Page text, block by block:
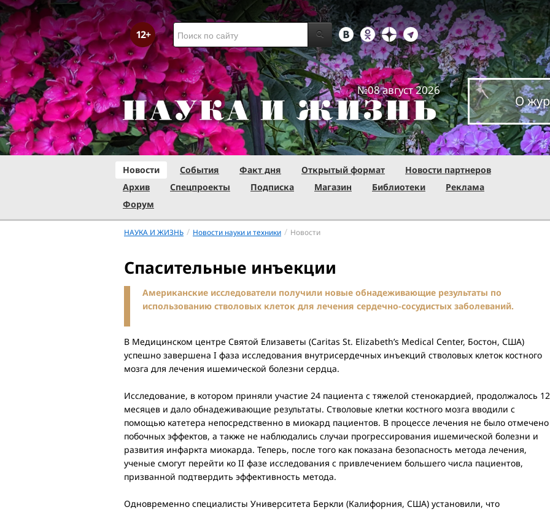
№08 август 2026
О
Новости События Факт дня Открытый формат
Новости партнеров
Архив
Спецпроекты Подписка Магазин Библиотеки
Реклама
Форум
НАУКА И ЖИЗНЬ / Новости науки и техники / Новости
Спасительные инъекции
Американские исследователи получили новые обнадеживающие результаты по
использованию стволовых клеток для лечения сердечно-сосудистых заболеваний.
В Медицинском центре Святой Елизаветы (Caritas St. Elizabeth’s Medical Center, Бостон, США)
успешно завершена I фаза исследования внутрисердечных инъекций стволовых клеток костного
мозга для лечения ишемической болезни сердца.
Исследование, в котором приняли участие 24 пациента с тяжелой стенокардией, продолжалось 12
месяцев и дало обнадеживающие результаты. Стволовые клетки костного мозга вводили с
помощью катетера непосредственно в миокард пациентов. В процессе лечения не было отмечено
побочных эффектов, а также не наблюдались случаи прогрессирования ишемической болезни и
развития инфаркта миокарда. Теперь, после того как показана безопасность метода лечения,
ученые смогут перейти ко II фазе исследования с привлечением большего числа пациентов,
призванной подтвердить эффективность метода.
Одновременно специалисты Университета Беркли (Калифорния, США) установили, что